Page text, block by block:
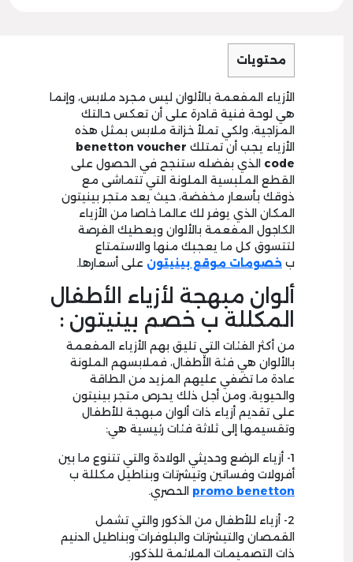
محتويات
الأزياء المفعمة بالألوان ليس مجرد ملابس، وإنما
هي لوحة فنية قادرة على أن تعكس حالتك
المزاجية، ولكي تملأ خزانة ملابس بمثل هذه
الأزياء يجب أن تمتلك benetton voucher
code الذي بفضله ستنجح في الحصول على
القطع الملبسية الملونة التي تتماشى مع
ذوقك بأسعار مخفضة، حيث يعد متجر بينيتون
المكان الذي يوفر لك عالما خاصا من الأزياء
الكاجول المفعمة بالألوان ويعطيك الفرصة
لتتسوق كل ما يعجبك منها والاستمتاع
ب خصومات موقع بينيتون على أسعارها.
ألوان مبهجة لأزياء الأطفال
المكللة ب خصم بينيتون :
من أكثر الفئات التي تليق بهم الأزياء المفعمة
بالألوان هي فئة الأطفال، فملابسهم الملونة
عادة ما تضفي عليهم المزيد من الطاقة
والحيوية، ومن أجل ذلك يحرص متجر بينيتون
على تقديم أزياء ذات ألوان مبهجة للأطفال
وتقسيمها إلى ثلاثة فئات رئيسية هي:
1- أزياء الرضع وحديثي الولادة والتي تتنوع ما بين
أفرولات وفساتين وتيشرتات وبناطيل مكللة ب
promo benetton الحصري.
2- أزياء للأطفال من الذكور والتي تشمل
القمصان والتيشرتات والبلوفرات وبناطيل الدنيم
ذات التصميمات الملائمة للذكور.